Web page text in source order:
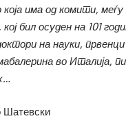
има од комити,
бил осуден на 101
на науки,
во Италија,